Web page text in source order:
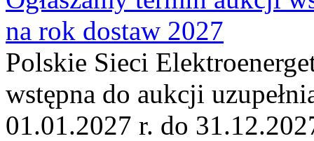
na rok dostaw 2027
Polskie Sieci
wstępna do aukcji
01.01.2027 r. do